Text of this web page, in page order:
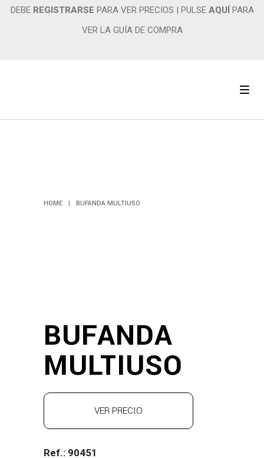
DEBE REGISTRARSE PARA VER PRECIOS | PULSE AQUÍ PARA
VER LA GUÍA DE COMPRA
HOME | BUFANDA MULTIUSO
BUFANDA
MULTIUSO
VER PRECIO
Ref.: 90451